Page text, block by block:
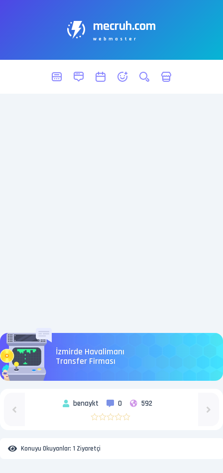
mecruh.com
webmaster
İzmirde Havalimanı
Transfer Firması
benaykt 0 592
Konuyu Okuyanlar: 1 Ziyaretçi